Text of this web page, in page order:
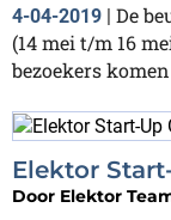
4-04-2019 | De
(14 mei t/m 16
bezoekers
Elektor
Door Elektor